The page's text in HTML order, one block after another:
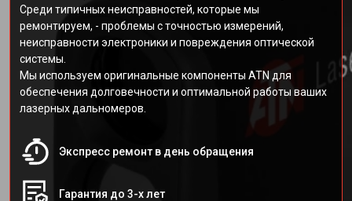
Среди типичных неисправностей, которые мы
ремонтируем, - проблемы с точностью измерений,
неисправности электроники и повреждения оптической
системы.
Мы используем оригинальные компоненты ATN для
обеспечения долговечности и оптимальной работы ваших
лазерных дальномеров.
Экспресс ремонт в день обращения
Гарантия до 3-х лет